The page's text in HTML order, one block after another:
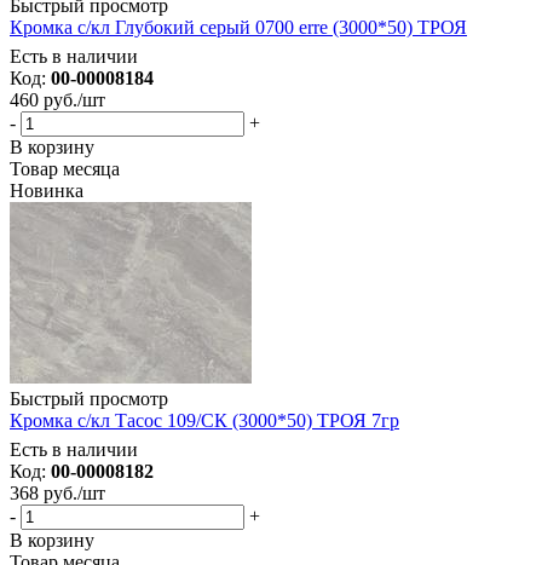
Быстрый просмотр
Кромка с/кл Глубокий серый 0700 erre (3000*50) ТРОЯ
Есть в наличии
Код: 00-00008184
460 руб./шт
-
+
В корзину
Товар месяца
Новинка
Быстрый просмотр
Кромка с/кл Тасос 109/СК (3000*50) ТРОЯ 7гр
Есть в наличии
Код: 00-00008182
368 руб./шт
-
+
В корзину